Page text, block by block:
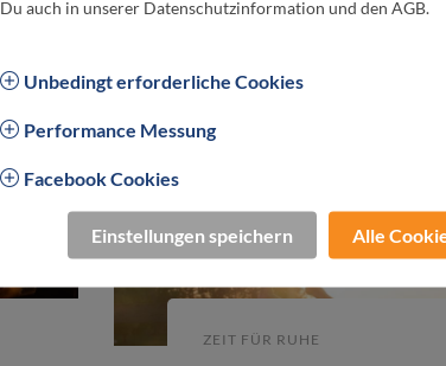
ZEIT FÜR RUHE
Du auch in unserer Datenschutzinformation und den AGB.
Unbedingt erforderliche Cookies
Performance Messung
Facebook Cookies
Einstellungen speichern Alle